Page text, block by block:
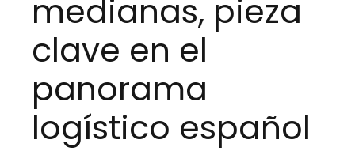
medianas, pieza
clave en el
panorama
logístico español